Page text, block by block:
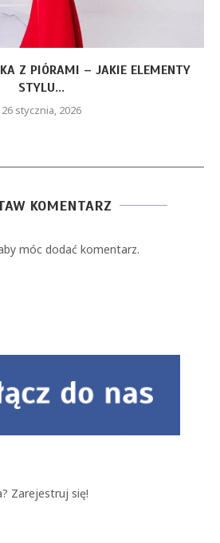
Z PIÓRAMI – JAKIE ELEMENTY
STYLU...
26 stycznia, 2026
KOMENTARZ
móc dodać komentarz.
Zarejestruj się!